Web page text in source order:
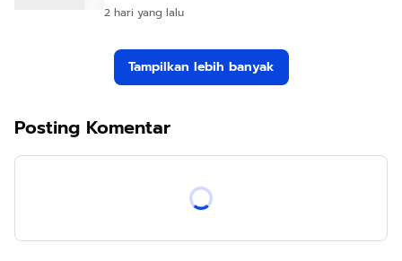
2 hari yang lalu
Tampilkan lebih banyak
Posting Komentar